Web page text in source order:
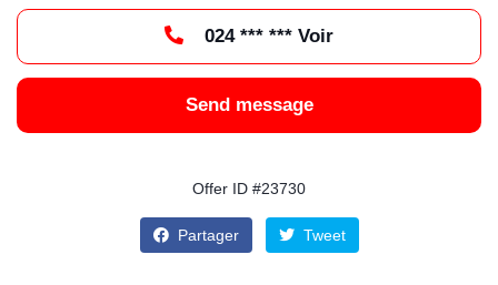
024 *** *** Voir
Send message
Offer ID #23730
Partager Tweet